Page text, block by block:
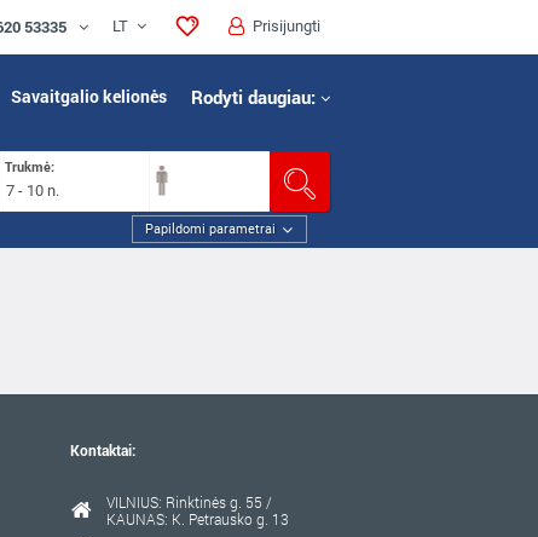
53335 LT Prisijungti
Savaitgalio kelionės Rodyti daugiau:
Trukmė:
7 - 10 n.
Papildomi parametrai
Kontaktai:
VILNIUS: Rinktinės g. 55 /
KAUNAS: K. Petrausko g. 13